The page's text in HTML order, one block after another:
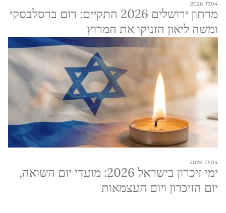
17.04. 2026
מרתון ירושלים 2026 התקיים: רום ברסלבסקי
ומשה ליאון הזניקו את המרוץ
13.04. 2026
ימי זיכרון בישראל 2026: מועדי יום השואה,
יום הזיכרון ויום העצמאות